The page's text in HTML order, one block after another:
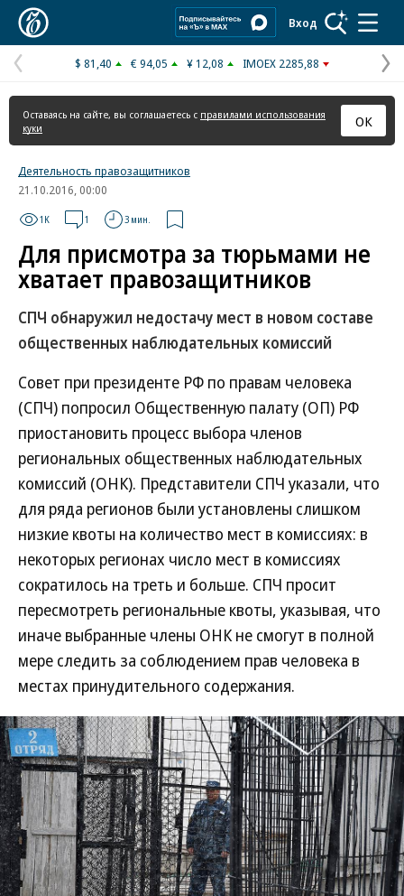
Вход
Предыдущая
страница
$ 81,40 € 94,05 ¥ 12,08 IMOEX 2285,88
Оставаясь на сайте, вы соглашаетесь с правилами использования
куки
ОК
Деятельность правозащитников
21.10.2016, 00:00
1K 1 3 мин.
Для присмотра за тюрьмами не
хватает правозащитников
СПЧ обнаружил недостачу мест в новом составе
общественных наблюдательных комиссий
Совет при президенте РФ по правам человека
(СПЧ) попросил Общественную палату (ОП) РФ
приостановить процесс выбора членов
региональных общественных наблюдательных
комиссий (ОНК). Представители СПЧ указали, что
для ряда регионов были установлены слишком
низкие квоты на количество мест в комиссиях: в
некоторых регионах число мест в комиссиях
сократилось на треть и больше. СПЧ просит
пересмотреть региональные квоты, указывая, что
иначе выбранные члены ОНК не смогут в полной
мере следить за соблюдением прав человека в
местах принудительного содержания.